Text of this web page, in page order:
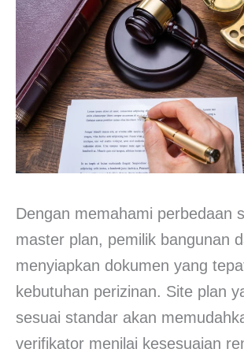
Dengan memahami perbedaan
master plan, pemilik bangunan
menyiapkan dokumen yang
kebutuhan perizinan. Site plan
sesuai standar akan
verifikator menilai kesesuaian